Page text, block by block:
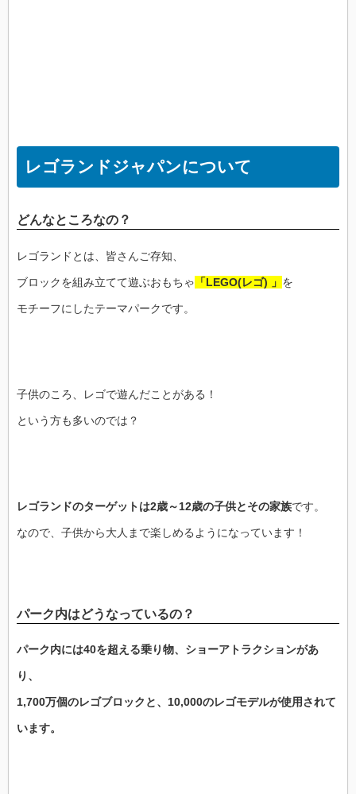
レゴランドジャパンについて
どんなところなの？
レゴランドとは、皆さんご存知、
ブロックを組み立てて遊ぶおもちゃ 「LEGO(レゴ) 」 を
モチーフにしたテーマパークです。
子供のころ、レゴで遊んだことがある！
という方も多いのでは？
レゴランドのターゲットは2歳～12歳の子供とその家族です。
なので、子供から大人まで楽しめるようになっています！
パーク内はどうなっているの？
パーク内には40を超える乗り物、ショーアトラクションがあ
り、
1,700万個のレゴブロックと、10,000のレゴモデルが使用されて
います。